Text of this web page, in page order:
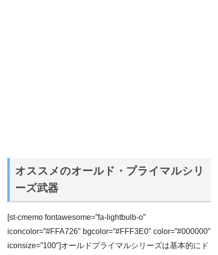
オススメのオールド・プライマルシリ
ーズ武器
[st-cmemo fontawesome=”fa-lightbulb-o”
iconcolor=”#FFA726″ bgcolor=”#FFF3E0″ color=”#000000″
iconsize=”100″]オールドプライマルシリーズは基本的にド